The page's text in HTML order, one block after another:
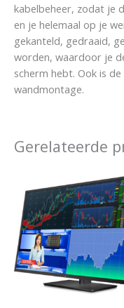
kabelbeheer, zodat je
en je helemaal op je
gekanteld, gedraaid,
worden, waardoor je
scherm hebt. Ook is
wandmontage.
Gerelateerde